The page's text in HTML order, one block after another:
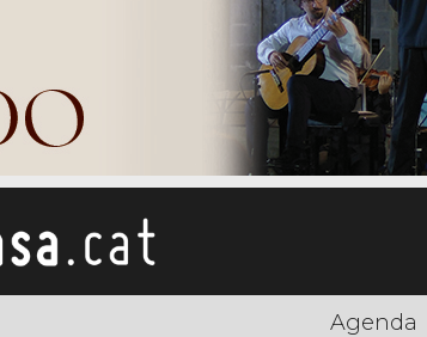
Agenda